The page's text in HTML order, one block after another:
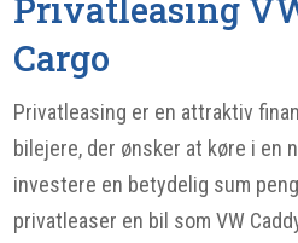
Privatleasing
Cargo
Privatleasing er en attraktiv
bilejere, der ønsker at køre i en
investere en betydelig sum
privatleaser en bil som VW